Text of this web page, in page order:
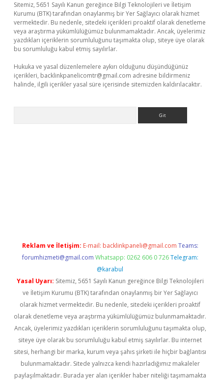
Sitemiz, 5651 Sayılı Kanun gereğince Bilgi Teknolojileri ve İletişim
Kurumu (BTK) tarafından onaylanmış bir Yer Sağlayıcı olarak hizmet
vermektedir. Bu nedenle, sitedeki içerikleri proaktif olarak denetleme
veya araştırma yükümlülüğümüz bulunmamaktadır. Ancak, üyelerimiz
yazdıkları içeriklerin sorumluluğunu taşımakta olup, siteye üye olarak
bu sorumluluğu kabul etmiş sayılırlar.
Hukuka ve yasal düzenlemelere aykırı olduğunu düşündüğünüz
içerikleri, backlinkpanelicomtr@gmail.com adresine bildirmeniz
halinde, ilgili içerikler yasal süre içerisinde sitemizden kaldırılacaktır.
Reklam ve İletişim: E-mail: backlinkpaneli@gmail.com Teams:
forumhizmeti@gmail.com Whatsapp: 0262 606 0 726 Telegram:
@karabul
Yasal Uyarı: Sitemiz, 5651 Sayılı Kanun gereğince Bilgi Teknolojileri
ve İletişim Kurumu (BTK) tarafından onaylanmış bir Yer Sağlayıcı
olarak hizmet vermektedir. Bu nedenle, sitedeki içerikleri proaktif
olarak denetleme veya araştırma yükümlülüğümüz bulunmamaktadır.
Ancak, üyelerimiz yazdıkları içeriklerin sorumluluğunu taşımakta olup,
siteye üye olarak bu sorumluluğu kabul etmiş sayılırlar. Bu internet
sitesi, herhangi bir marka, kurum veya şahıs şirketi ile hiçbir bağlantısı
bulunmamaktadır. Sitede yalnızca kendi hazırladığımız makaleler
paylaşılmaktadır. Burada yer alan içerikler haber niteliği taşımamakta